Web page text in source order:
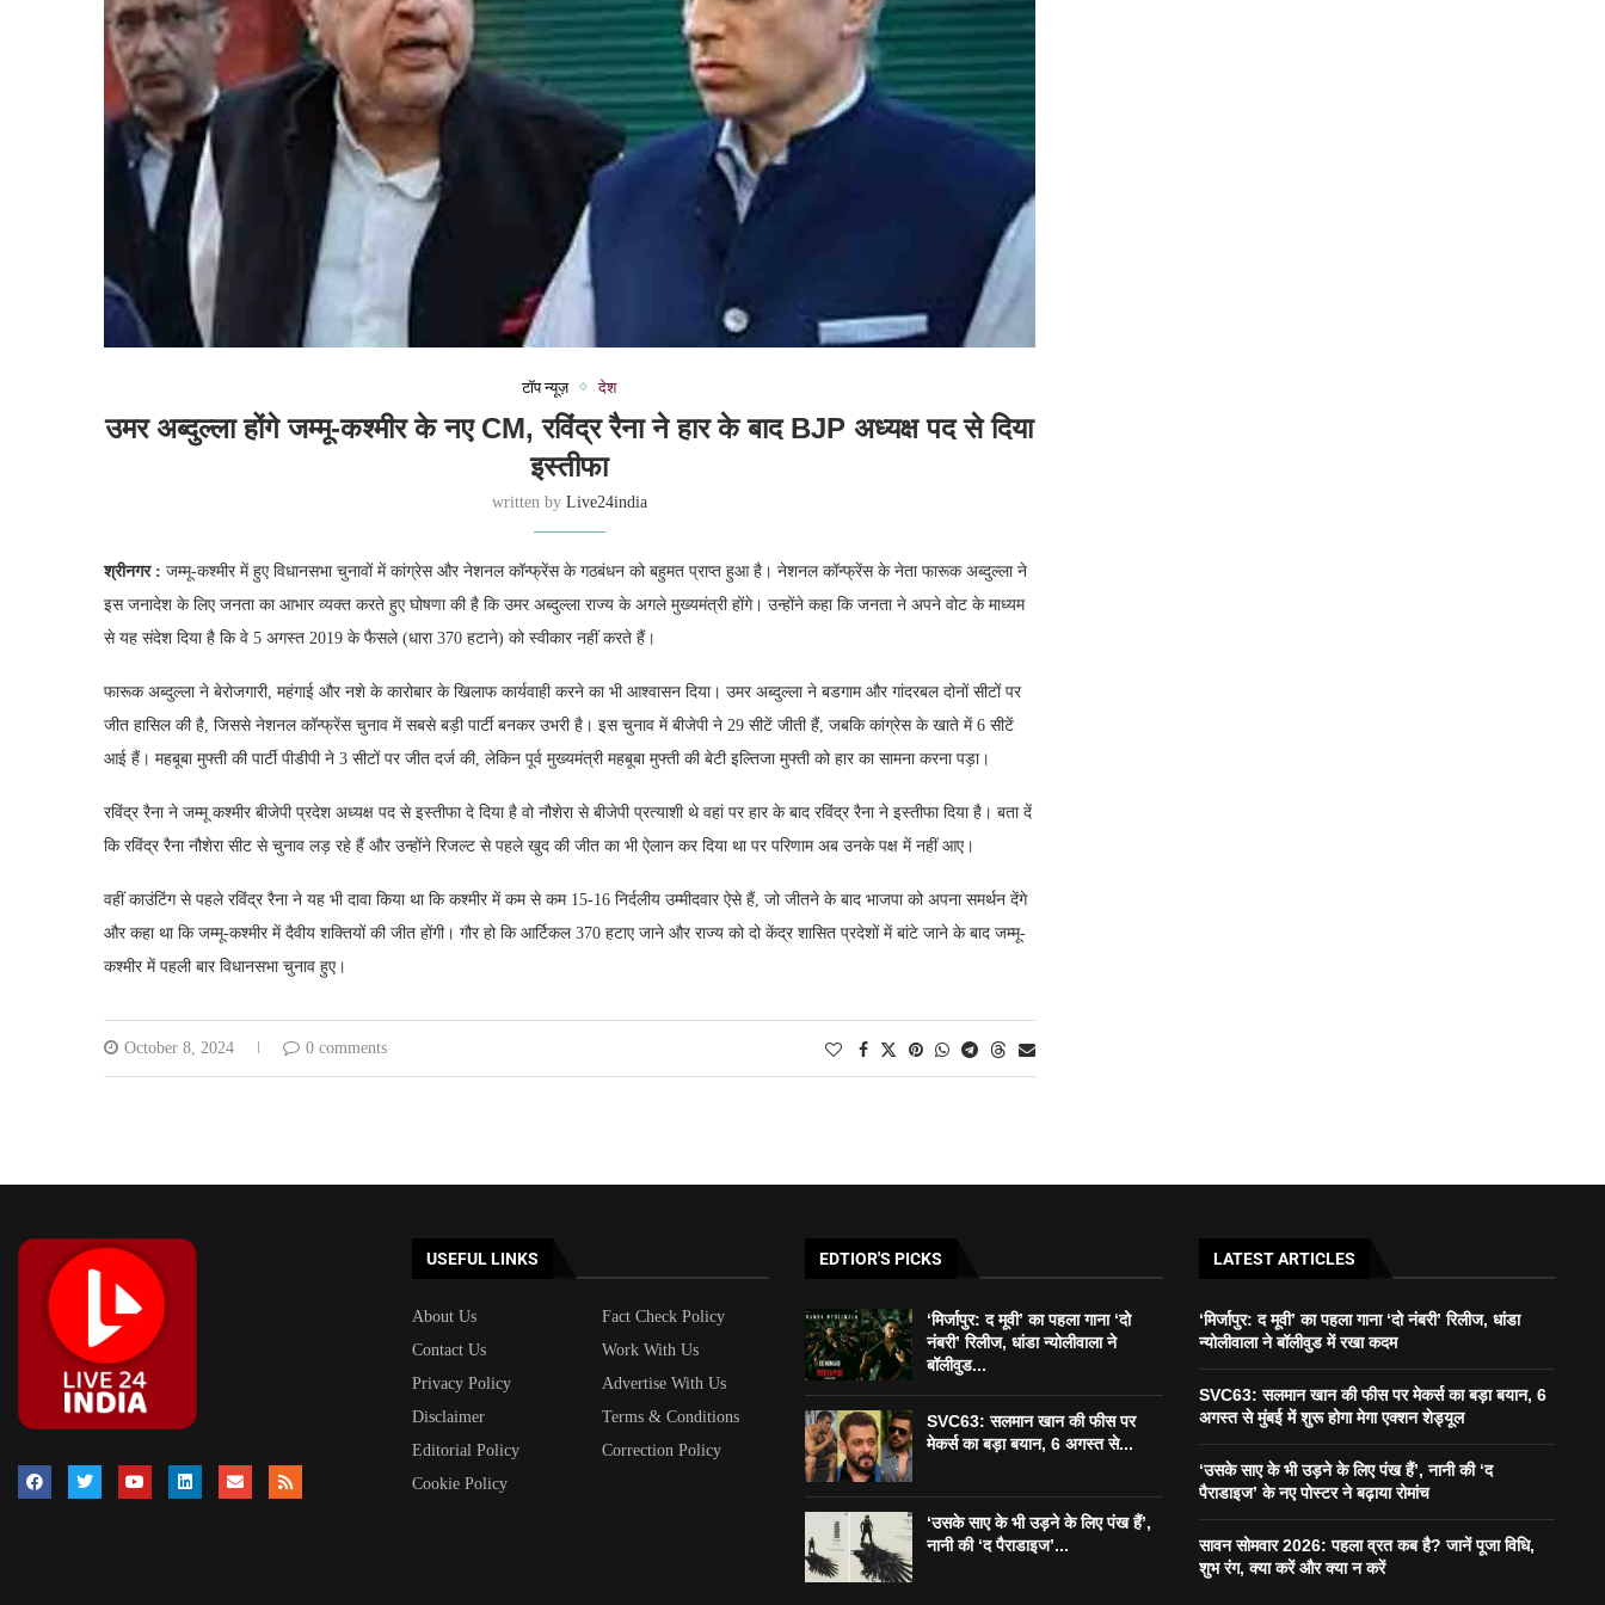
टॉप न्यूज़ देश
उमर अब्दुल्ला होंगे जम्मू-कश्मीर के नए CM, रविंद्र रैना ने हार के बाद BJP अध्यक्ष पद से दिया
इस्तीफा
written by Live24india
श्रीनगर : जम्मू-कश्मीर में हुए विधानसभा चुनावों में कांग्रेस और नेशनल कॉन्फ्रेंस के गठबंधन को बहुमत प्राप्त हुआ है। नेशनल कॉन्फ्रेंस के नेता फारूक अब्दुल्ला ने
इस जनादेश के लिए जनता का आभार व्यक्त करते हुए घोषणा की है कि उमर अब्दुल्ला राज्य के अगले मुख्यमंत्री होंगे। उन्होंने कहा कि जनता ने अपने वोट के माध्यम
से यह संदेश दिया है कि वे 5 अगस्त 2019 के फैसले (धारा 370 हटाने) को स्वीकार नहीं करते हैं।
फारूक अब्दुल्ला ने बेरोजगारी, महंगाई और नशे के कारोबार के खिलाफ कार्यवाही करने का भी आश्वासन दिया। उमर अब्दुल्ला ने बडगाम और गांदरबल दोनों सीटों पर
जीत हासिल की है, जिससे नेशनल कॉन्फ्रेंस चुनाव में सबसे बड़ी पार्टी बनकर उभरी है। इस चुनाव में बीजेपी ने 29 सीटें जीती हैं, जबकि कांग्रेस के खाते में 6 सीटें
आई हैं। महबूबा मुफ्ती की पार्टी पीडीपी ने 3 सीटों पर जीत दर्ज की, लेकिन पूर्व मुख्यमंत्री महबूबा मुफ्ती की बेटी इल्तिजा मुफ्ती को हार का सामना करना पड़ा।
रविंद्र रैना ने जम्मू कश्मीर बीजेपी प्रदेश अध्यक्ष पद से इस्तीफा दे दिया है वो नौशेरा से बीजेपी प्रत्याशी थे वहां पर हार के बाद रविंद्र रैना ने इस्तीफा दिया है। बता दें
कि रविंद्र रैना नौशेरा सीट से चुनाव लड़ रहे हैं और उन्होंने रिजल्ट से पहले खुद की जीत का भी ऐलान कर दिया था पर परिणाम अब उनके पक्ष में नहीं आए।
वहीं काउंटिंग से पहले रविंद्र रैना ने यह भी दावा किया था कि कश्मीर में कम से कम 15-16 निर्दलीय उम्मीदवार ऐसे हैं, जो जीतने के बाद भाजपा को अपना समर्थन देंगे
और कहा था कि जम्मू-कश्मीर में दैवीय शक्तियों की जीत होंगी। गौर हो कि आर्टिकल 370 हटाए जाने और राज्य को दो केंद्र शासित प्रदेशों में बांटे जाने के बाद जम्मू-
कश्मीर में पहली बार विधानसभा चुनाव हुए।
October 8, 2024 0 comments
USEFUL LINKS
About Us
Fact Check Policy
Contact Us
Work With Us
Privacy Policy
Advertise With Us
Disclaimer
Terms & Conditions
Editorial Policy
Correction Policy
Cookie Policy
EDTIOR'S PICKS
‘मिर्जापुर: द मूवी’ का पहला गाना ‘दो
नंबरी’ रिलीज, धांडा न्योलीवाला ने
बॉलीवुड...
SVC63: सलमान खान की फीस पर
मेकर्स का बड़ा बयान, 6 अगस्त से...
‘उसके साए के भी उड़ने के लिए पंख हैं’,
नानी की ‘द पैराडाइज’...
LATEST ARTICLES
‘मिर्जापुर: द मूवी’ का पहला गाना ‘दो नंबरी’ रिलीज, धांडा
न्योलीवाला ने बॉलीवुड में रखा कदम
SVC63: सलमान खान की फीस पर मेकर्स का बड़ा बयान, 6
अगस्त से मुंबई में शुरू होगा मेगा एक्शन शेड्यूल
‘उसके साए के भी उड़ने के लिए पंख हैं’, नानी की ‘द
पैराडाइज’ के नए पोस्टर ने बढ़ाया रोमांच
सावन सोमवार 2026: पहला व्रत कब है? जानें पूजा विधि,
शुभ रंग, क्या करें और क्या न करें